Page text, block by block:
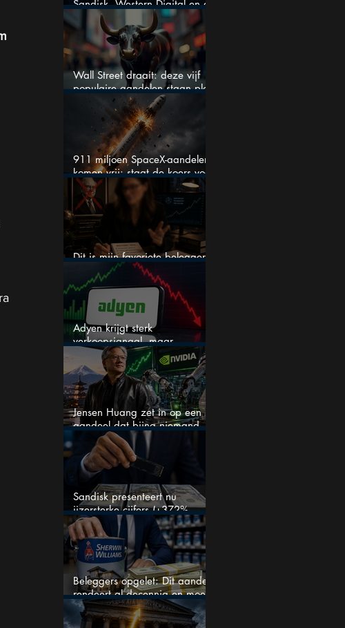
Sandisk, Western Digital en de
AI-Infrastructuur aandelen mij
werkelijk
Wall Street draait: deze vijf
populaire aandelen staan plots
onder spanning
911 miljoen SpaceX-aandelen
komen vrij: staat de koers voor
een nieuwe crash?
Dit is mijn favoriete belegger…
en het is niet Warren Buffett
Adyen krijgt sterk
verkoopsignaal, maar
analisten zien juist een
koopkans
Jensen Huang zet in op een
aandeel dat bijna niemand
Sandisk presenteert nu
ijzersterke cijfers (+372%
omzetgroei), toch zakt het
aandeel weg
Beleggers opgelet: Dit aandeel
rendeert al decennia en moet
op je watchlist staan!